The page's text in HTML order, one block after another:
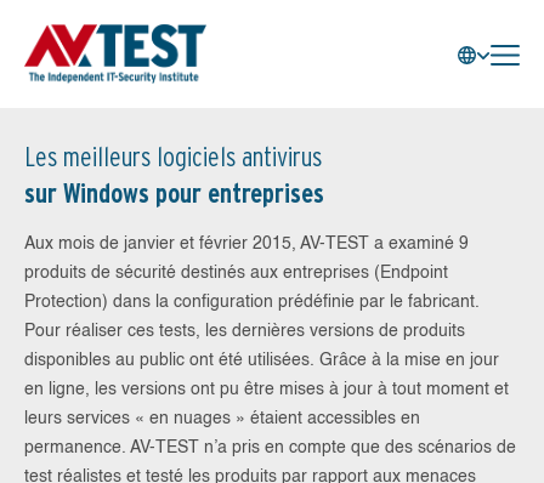
Les meilleurs logiciels antivirus
sur Windows pour entreprises
Aux mois de janvier et février 2015, AV-TEST a examiné 9
produits de sécurité destinés aux entreprises (Endpoint
Protection) dans la configuration prédéfinie par le fabricant.
Pour réaliser ces tests, les dernières versions de produits
disponibles au public ont été utilisées. Grâce à la mise en jour
en ligne, les versions ont pu être mises à jour à tout moment et
leurs services « en nuages » étaient accessibles en
permanence. AV-TEST n’a pris en compte que des scénarios de
test réalistes et testé les produits par rapport aux menaces